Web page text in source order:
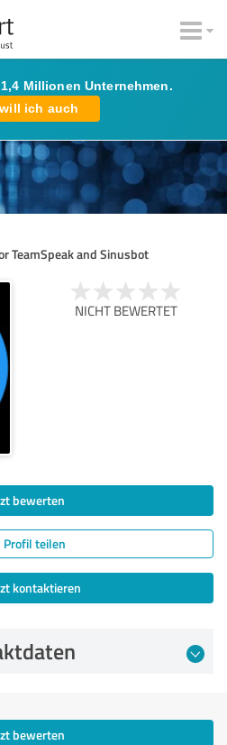
Millionen Unternehmen.
ich auch
TeamSpeak and Sinusbot
NICHT BEWERTET
bewerten
Profil teilen
kontaktieren
bewerten